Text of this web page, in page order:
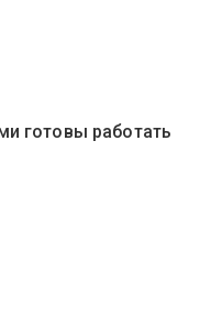
готовы работать